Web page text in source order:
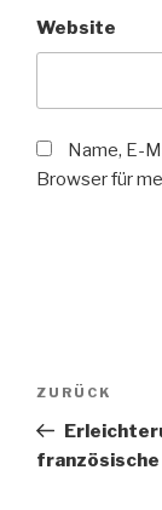
Website
Name, E-
Browser für
Vorheriger
Beitrag
ZURÜCK
französische